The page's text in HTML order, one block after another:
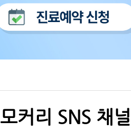
모커리 SNS 채널